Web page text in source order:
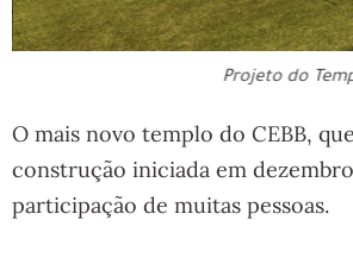
Projeto do
O mais novo templo do CEBB,
construção iniciada em
participação de muitas pessoas.